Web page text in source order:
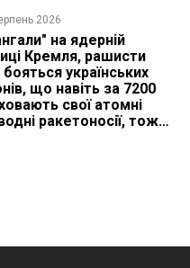
2026
на ядерній
Кремля, рашисти
українських
що навіть за 7200
свої атомні
ракетоносії, тож